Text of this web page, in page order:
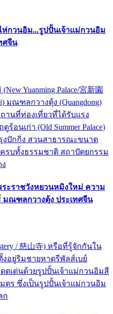
ห่กวนอิม...รูปปั้นเจ้าแม่กวนอิม
ศจีน
Yuanming Palace/宮新園
มณฑลกวางตุ้ง (Quangdong)
านที่ท่องเที่ยวที่ได้รับแรง
อนเก่า (Old Summer Palace)
ปักกิ่ง สวนสาธารณะขนาด
รบทั้งธรรมชาติ สถาปัตยกรรม
ระราชวังหยวนหมิงใหม่ ความ
มณฑลกวางตุ้ง ประเทศจีน
/ 慈山寺) หรือที่รู้จักกันใน
อยู่ริมชายหาดรีพัลส์เบย์
ดดเด่นด้วยรูปปั้นเจ้าแม่กวนอิมสี
ตร ซึ่งเป็นรูปปั้นเจ้าแม่กวนอิม
ก